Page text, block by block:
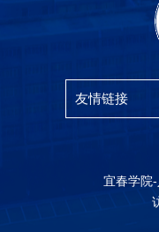
友情链接
宜春学院